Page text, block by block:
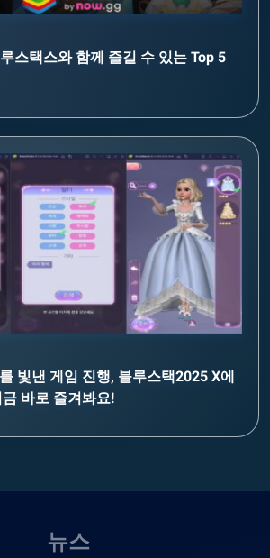
스택스와 함께 즐길 수 있는 Top 5
빛낸 게임 진행, 블루스택2025 X에
바로 즐겨봐요!
뉴스